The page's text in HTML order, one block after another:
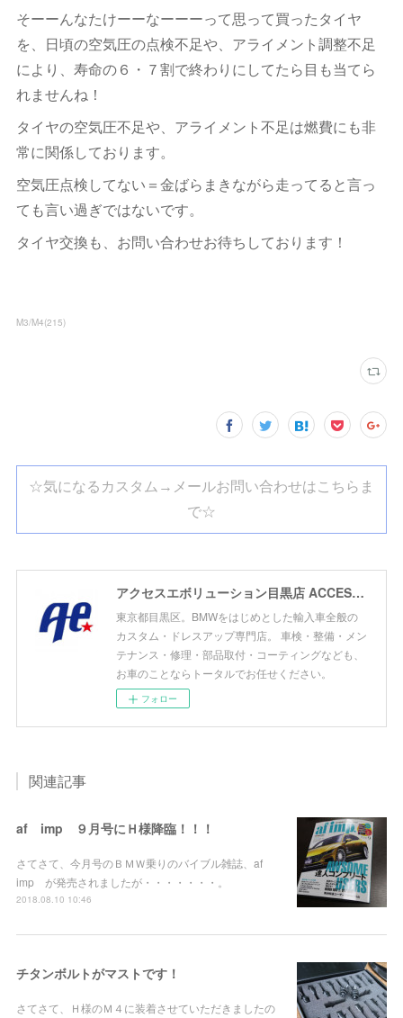
そーーんなたけーーなーーーって思って買ったタイヤ
を、日頃の空気圧の点検不足や、アライメント調整不足
により、寿命の６・７割で終わりにしてたら目も当てら
れませんね！
タイヤの空気圧不足や、アライメント不足は燃費にも非
常に関係しております。
空気圧点検してない＝金ばらまきながら走ってると言っ
ても言い過ぎではないです。
タイヤ交換も、お問い合わせお待ちしております！
M3/M4(215)
☆気になるカスタム→メールお問い合わせはこちらま
で☆
アクセスエボリューション目黒店 ACCESS EVOLUTION MEGURO
東京都目黒区。BMWをはじめとした輸入車全般の
カスタム・ドレスアップ専門店。 車検・整備・メン
テナンス・修理・部品取付・コーティングなども、
お車のことならトータルでお任せください。
フォロー
関連記事
af imp ９月号にＨ様降臨！！！
さてさて、今月号のＢＭＷ乗りのバイブル雑誌、af
imp が発売されましたが・・・・・・・。
2018.08.10 10:46
チタンボルトがマストです！
さてさて、Ｈ様のＭ４に装着させていただきましたの